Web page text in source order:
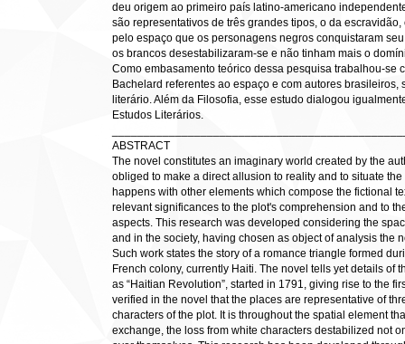
deu origem ao primeiro país latino-americano
são representativos de três grandes tipos, o da
pelo espaço que os personagens negros conquistaram
os brancos desestabilizaram-se e não tinham mais o
Como embasamento teórico dessa pesquisa trabalhou-se
Bachelard referentes ao espaço e com autores
literário. Além da Filosofia, esse estudo dialogou
Estudos Literários.
ABSTRACT
The novel constitutes an imaginary world created by the
obliged to make a direct allusion to reality and to situate
happens with other elements which compose the fictional
relevant significances to the plot's comprehension and to
aspects. This research was developed considering the
and in the society, having chosen as object of analysis the
Such work states the story of a romance triangle formed
French colony, currently Haiti. The novel tells yet details
as “Haitian Revolution”, started in 1791, giving rise to the
verified in the novel that the places are representative of
characters of the plot. It is throughout the spatial element
exchange, the loss from white characters destabilized not